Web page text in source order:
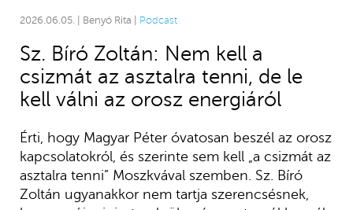
2026.06.05. | Benyó Rita | Podcast
Sz. Bíró Zoltán: Nem kell a
csizmát az asztalra tenni, de le
kell válni az orosz energiáról
Érti, hogy Magyar Péter óvatosan beszél az orosz
kapcsolatokról, és szerinte sem kell „a csizmát az
asztalra tenni” Moszkvával szemben. Sz. Bíró
Zoltán ugyanakkor nem tartja szerencsésnek,